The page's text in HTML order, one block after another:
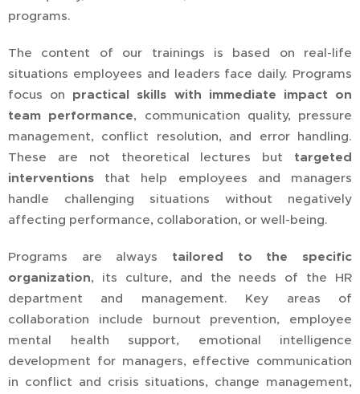
programs.
The content of our trainings is based on real-life
situations employees and leaders face daily. Programs
focus on practical skills with immediate impact on
team performance, communication quality, pressure
management, conflict resolution, and error handling.
These are not theoretical lectures but targeted
interventions that help employees and managers
handle challenging situations without negatively
affecting performance, collaboration, or well-being.
Programs are always tailored to the specific
organization, its culture, and the needs of the HR
department and management. Key areas of
collaboration include burnout prevention, employee
mental health support, emotional intelligence
development for managers, effective communication
in conflict and crisis situations, change management,